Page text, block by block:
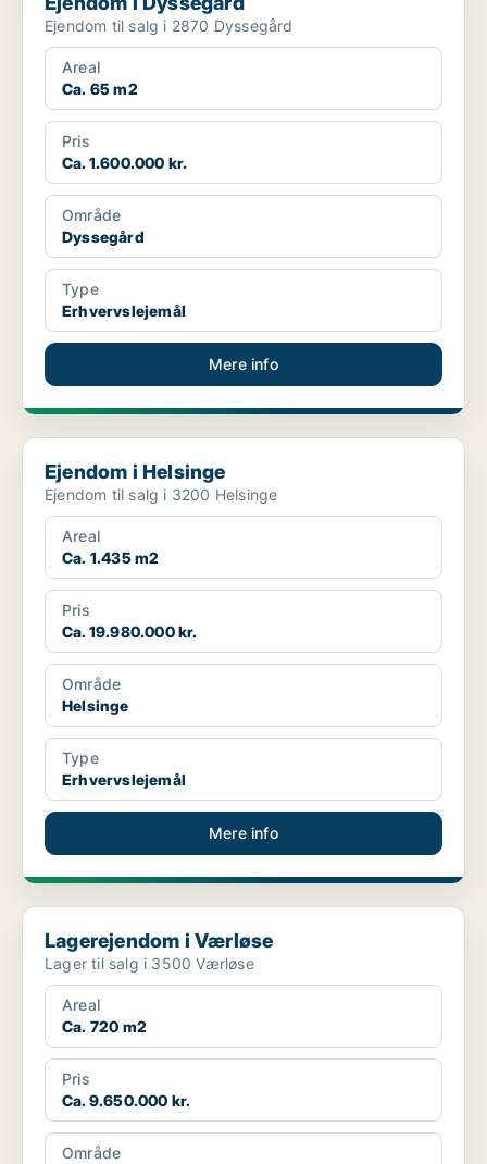
Ejendom til salg i 2870 Dyssegård
Areal
Ca. 65 m2
Pris
Ca. 1.600.000 kr.
Område
Dyssegård
Type
Erhvervslejemål
Mere info
Ejendom i Helsinge
Ejendom i Helsinge
Ejendom til salg i 3200 Helsinge
Areal
Ca. 1.435 m2
Pris
Ca. 19.980.000 kr.
Område
Helsinge
Type
Erhvervslejemål
Mere info
Lagerejendom i Værløse
Lagerejendom i Værløse
Lager til salg i 3500 Værløse
Areal
Ca. 720 m2
Pris
Ca. 9.650.000 kr.
Område